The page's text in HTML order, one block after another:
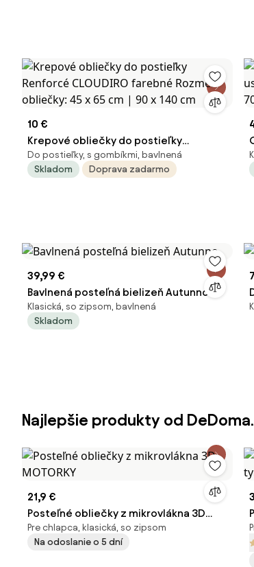
10 €
Krepové obliečky do postieľky
Renforcé CLOUDIRO farebné Rozmer
obliečky: 45 x 65 cm | 90 x 140 cm
Do postieľky, s gombíkmi, bavlnená
Skladom
Doprava zadarmo
39,99 €
Bavlnená posteľná bielizeň Autunno
Klasická, so zipsom, bavlnená
Skladom
Najlepšie produkty od
21,9 €
Posteľné obliečky z mikrovlákna 3D
MOTORKY
Pre chlapca, klasická, so zipsom
Na odoslanie o 5 dní